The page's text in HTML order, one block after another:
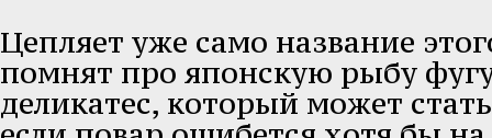
Цепляет уже само название
помнят про японскую рыбу
деликатес, который может